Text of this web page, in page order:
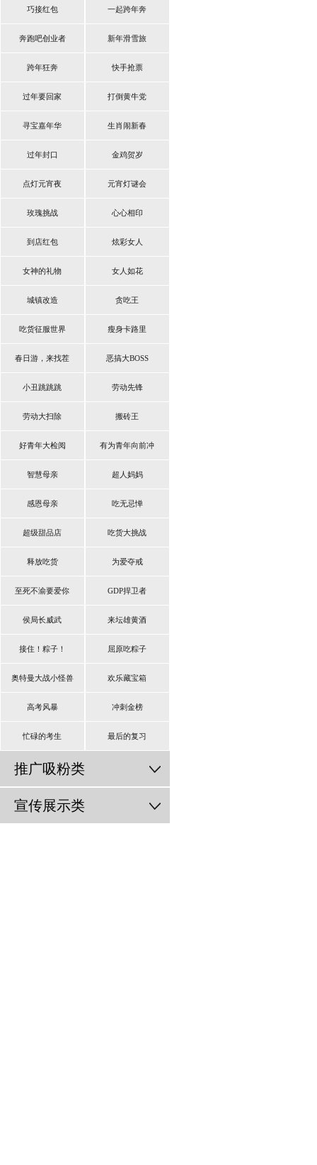
巧接红包 一起跨年奔
奔跑吧创业者 新年滑雪旅
跨年狂奔 快手抢票
过年要回家 打倒黄牛党
寻宝嘉年华 生肖闹新春
过年封口 金鸡贺岁
点灯元宵夜 元宵灯谜会
玫瑰挑战 心心相印
到店红包 炫彩女人
女神的礼物 女人如花
城镇改造 贪吃王
吃货征服世界 瘦身卡路里
春日游，来找茬 恶搞大BOSS
小丑跳跳跳 劳动先锋
劳动大扫除 搬砖王
好青年大检阅 有为青年向前冲
智慧母亲 超人妈妈
感恩母亲 吃无忌惮
超级甜品店 吃货大挑战
释放吃货 为爱夺戒
至死不渝要爱你 GDP捍卫者
侯局长威武 来坛雄黄酒
接住！粽子！ 屈原吃粽子
奥特曼大战小怪兽 欢乐藏宝箱
高考风暴 冲刺金榜
忙碌的考生 最后的复习
推广吸粉类
宣传展示类